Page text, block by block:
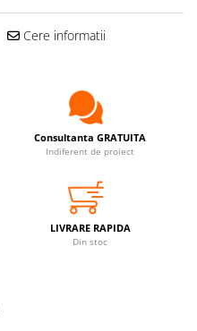
Cere informatii
Consultanta GRATUITA
Indiferent de proiect
LIVRARE RAPIDA
Din stoc